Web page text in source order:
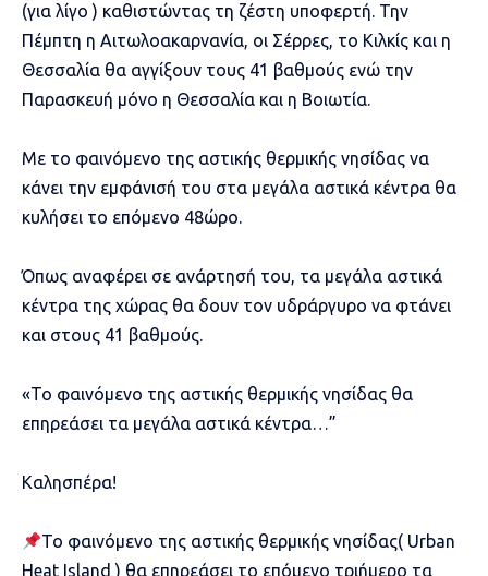
(για λίγο ) καθιστώντας τη ζέστη υποφερτή. Την
Πέμπτη η Αιτωλοακαρνανία, οι Σέρρες, το Κιλκίς και η
Θεσσαλία θα αγγίξουν τους 41 βαθμούς ενώ την
Παρασκευή μόνο η Θεσσαλία και η Βοιωτία.
Με το φαινόμενο της αστικής θερμικής νησίδας να
κάνει την εμφάνισή του στα μεγάλα αστικά κέντρα θα
κυλήσει το επόμενο 48ώρο.
Όπως αναφέρει σε ανάρτησή του, τα μεγάλα αστικά
κέντρα της χώρας θα δουν τον υδράργυρο να φτάνει
και στους 41 βαθμούς.
«Το φαινόμενο της αστικής θερμικής νησίδας θα
επηρεάσει τα μεγάλα αστικά κέντρα…”
Καλησπέρα!
Το φαινόμενο της αστικής θερμικής νησίδας( Urban
Heat Island ) θα επηρεάσει το επόμενο τριήμερο τα